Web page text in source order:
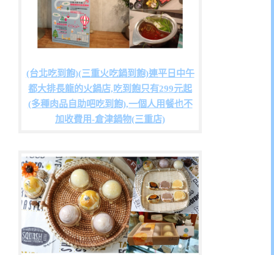
(台北吃到飽)(三重火吃鍋到飽)連平日中午
都大排長龍的火鍋店,吃到飽只有299元起
(多種肉品自助吧吃到飽),一個人用餐也不
加收費用-倉津鍋物(三重店)